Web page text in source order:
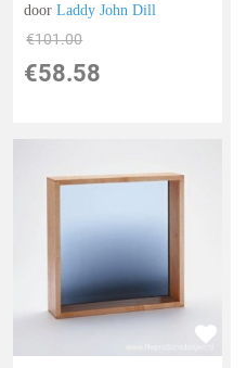
doorLaddy John Dill
€101.00
€58.58